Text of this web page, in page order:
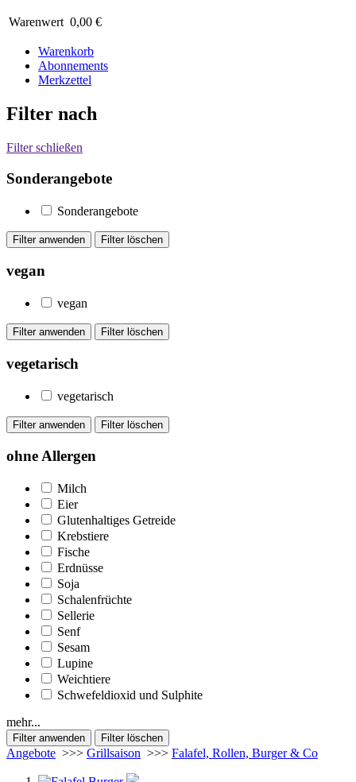
Warenwert 0,00 €
Warenkorb
Abonnements
Merkzettel
Filter nach
Filter schließen
Sonderangebote
Sonderangebote
vegan
vegan
vegetarisch
vegetarisch
ohne Allergen
Milch
Eier
Glutenhaltiges Getreide
Krebstiere
Fische
Erdnüsse
Soja
Schalenfrüchte
Sellerie
Senf
Sesam
Lupine
Weichtiere
Schwefeldioxid und Sulphite
mehr...
Angebote >>> Grillsaison >>> Falafel, Rollen, Burger & Co